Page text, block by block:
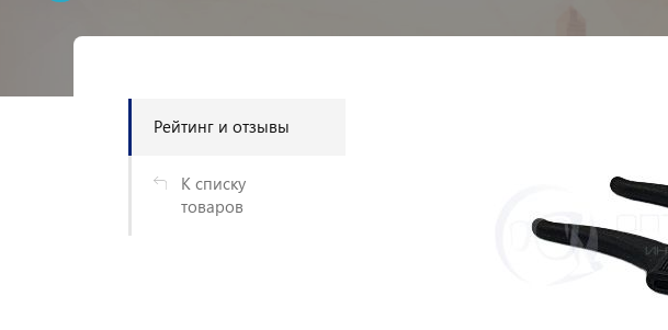
Рейтинг и отзывы
К списку
товаров